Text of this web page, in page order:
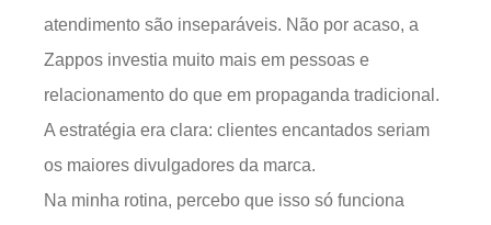
atendimento são inseparáveis. Não por acaso, a
Zappos investia muito mais em pessoas e
relacionamento do que em propaganda tradicional.
A estratégia era clara: clientes encantados seriam
os maiores divulgadores da marca.
Na minha rotina, percebo que isso só funciona